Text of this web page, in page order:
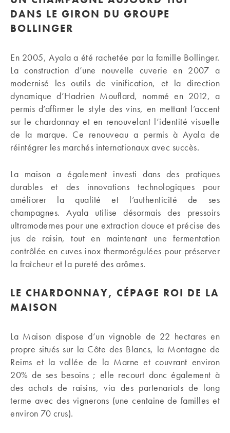
DANS LE GIRON DU GROUPE
BOLLINGER
En 2005, Ayala a été rachetée par la famille Bollinger.
La construction d’une nouvelle cuverie en 2007 a
modernisé les outils de vinification, et la direction
dynamique d’Hadrien Mouflard, nommé en 2012, a
permis d’affirmer le style des vins, en mettant l’accent
sur le chardonnay et en renouvelant l’identité visuelle
de la marque. Ce renouveau a permis à Ayala de
réintégrer les marchés internationaux avec succès.
La maison a également investi dans des pratiques
durables et des innovations technologiques pour
améliorer la qualité et l’authenticité de ses
champagnes. Ayala utilise désormais des pressoirs
ultramodernes pour une extraction douce et précise des
jus de raisin, tout en maintenant une fermentation
contrôlée en cuves inox thermorégulées pour préserver
la fraîcheur et la pureté des arômes.
LE CHARDONNAY, CÉPAGE ROI DE LA
MAISON
La Maison dispose d’un vignoble de 22 hectares en
propre situés sur la Côte des Blancs, la Montagne de
Reims et la vallée de la Marne et couvrant environ
20% de ses besoins ; elle recourt donc également à
des achats de raisins, via des partenariats de long
terme avec des vignerons (une centaine de familles et
environ 70 crus).